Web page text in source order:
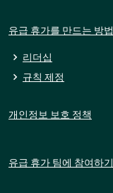
유급 휴가를 만드는 방법
리더십
규칙 제정
개인정보 보호 정책
유급 휴가 팀에 참여하기